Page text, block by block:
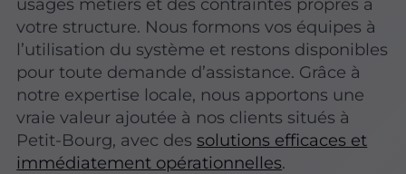
votre structure. Nous formons vos équipes à
l’utilisation du système et restons disponibles
pour toute demande d’assistance. Grâce à
notre expertise locale, nous apportons une
vraie valeur ajoutée à nos clients situés à
Petit-Bourg, avec dessolutions efficaces et
immédiatement opérationnelles.